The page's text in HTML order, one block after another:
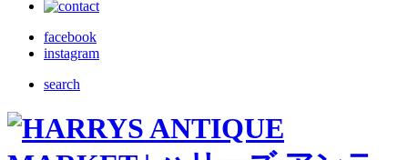
facebook
instagram
search